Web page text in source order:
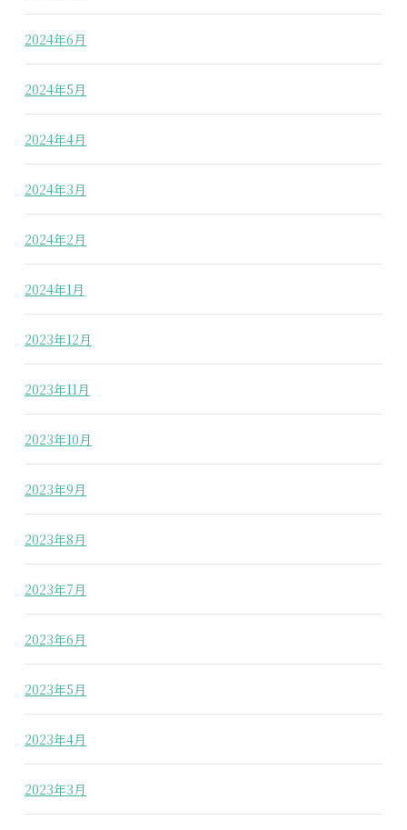
2024年6月
2024年5月
2024年4月
2024年3月
2024年2月
2024年1月
2023年12月
2023年11月
2023年10月
2023年9月
2023年8月
2023年7月
2023年6月
2023年5月
2023年4月
2023年3月